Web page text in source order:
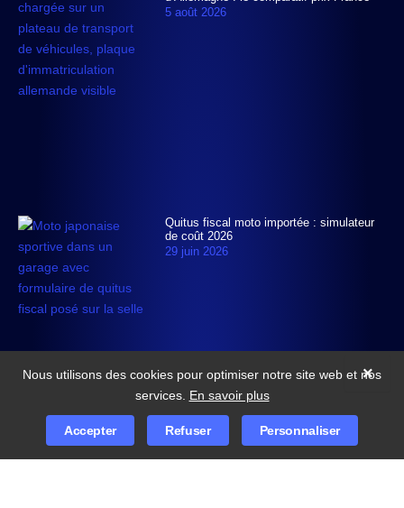
5 août 2026
Quitus fiscal moto importée : simulateur
de coût 2026
29 juin 2026
×
Nous utilisons des cookies pour optimiser notre site web et nos
services. En savoir plus
Accepter Refuser Personnaliser